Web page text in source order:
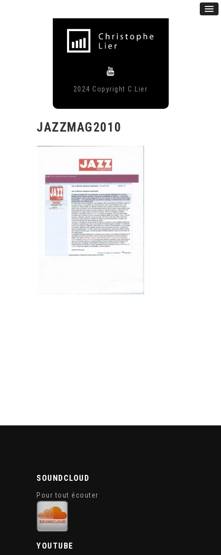
2024 Copyright C.Lier
JAZZMAG2010
SOUNDCLOUD
Pour tout écouter
YOUTUBE